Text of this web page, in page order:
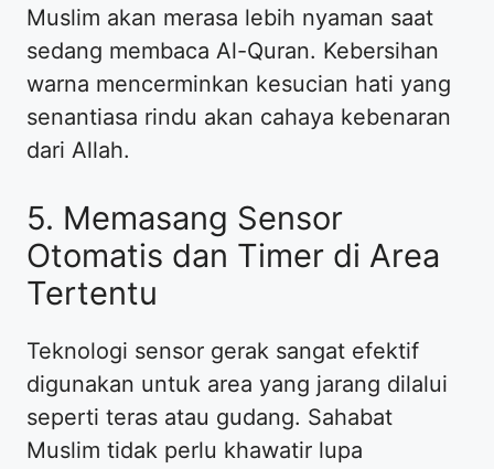
Muslim akan merasa lebih nyaman saat
sedang membaca Al-Quran. Kebersihan
warna mencerminkan kesucian hati yang
senantiasa rindu akan cahaya kebenaran
dari Allah.
5. Memasang Sensor
Otomatis dan Timer di Area
Tertentu
Teknologi sensor gerak sangat efektif
digunakan untuk area yang jarang dilalui
seperti teras atau gudang. Sahabat
Muslim tidak perlu khawatir lupa